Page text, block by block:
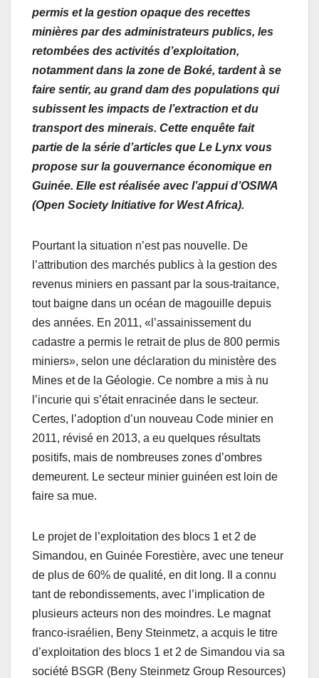
permis et la gestion opaque des recettes
minières par des administrateurs publics, les
retombées des activités d’exploitation,
notamment dans la zone de Boké, tardent à se
faire sentir, au grand dam des populations qui
subissent les impacts de l’extraction et du
transport des minerais. Cette enquête fait
partie de la série d’articles que Le Lynx vous
propose sur la gouvernance économique en
Guinée. Elle est réalisée avec l’appui d’OSIWA
(Open Society Initiative for West Africa).
Pourtant la situation n’est pas nouvelle. De
l’attribution des marchés publics à la gestion des
revenus miniers en passant par la sous-traitance,
tout baigne dans un océan de magouille depuis
des années. En 2011, «l’assainissement du
cadastre a permis le retrait de plus de 800 permis
miniers», selon une déclaration du ministère des
Mines et de la Géologie. Ce nombre a mis à nu
l’incurie qui s’était enracinée dans le secteur.
Certes, l’adoption d’un nouveau Code minier en
2011, révisé en 2013, a eu quelques résultats
positifs, mais de nombreuses zones d’ombres
demeurent. Le secteur minier guinéen est loin de
faire sa mue.
Le projet de l’exploitation des blocs 1 et 2 de
Simandou, en Guinée Forestière, avec une teneur
de plus de 60% de qualité, en dit long. Il a connu
tant de rebondissements, avec l’implication de
plusieurs acteurs non des moindres. Le magnat
franco-israélien, Beny Steinmetz, a acquis le titre
d’exploitation des blocs 1 et 2 de Simandou via sa
société BSGR (Beny Steinmetz Group Resources)